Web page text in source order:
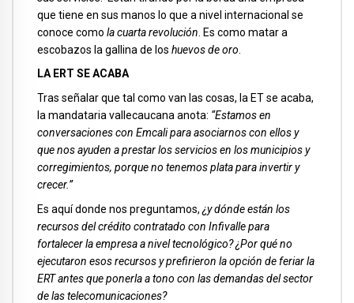
que tiene en sus manos lo que a nivel internacional se
conoce como la cuarta revolución . Es como matar a
escobazos la gallina de los huevos de oro
LA ERT SE ACABA
Tras señalar que tal como van las cosas, la ET se acaba,
la mandataria vallecaucana anota: “Estamos en
conversaciones con Emcali para asociarnos con ellos y
que nos ayuden a prestar los servicios en los municipios y
corregimientos, porque no tenemos plata para invertir y
crecer.”
Es aquí donde nos preguntamos, ¿y dónde están los
recursos del crédito contratado con Infivalle para
fortalecer la empresa a nivel tecnológico? ¿Por qué no
ejecutaron esos recursos y prefirieron la opción de feriar la
ERT antes que ponerla a tono con las demandas del sector
de las telecomunicaciones?